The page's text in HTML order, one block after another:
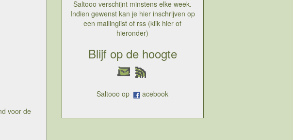
voor de
eerste
Saltooo verschijnt minstens elke week.
Indien gewenst kan je hier inschrijven op
een mailinglist of rss (klik hier of
hieronder)
Blijf op de hoogte
Saltooo op acebook